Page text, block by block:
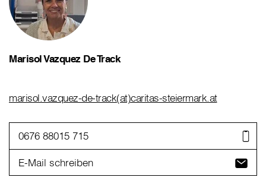
Marisol Vazquez De Track
marisol.vazquez-de-track(at)caritas-steiermark.at
0676 88015 715
E-Mail schreiben